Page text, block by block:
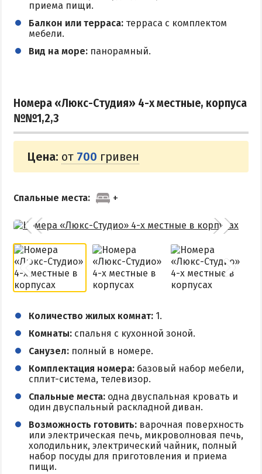
приема пищи.
Балкон или терраса: терраса с комплектом
мебели.
Вид на море: панорамный.
Номера «Люкс-Студия» 4-х местные, корпуса
№№1,2,3
Цена: от 700 гривен
Спальные места:
Количество жилых комнат: 1.
Комнаты: спальня с кухонной зоной.
Санузел: полный в номере.
Комплектация номера: базовый набор мебели,
сплит-система, телевизор.
Спальные места: одна двуспальная кровать и
один двуспальный раскладной диван.
Возможность готовить: варочная поверхность
или электрическая печь, микроволновая печь,
холодильник, электрический чайник, полный
набор посуды для приготовления и приема
пищи.